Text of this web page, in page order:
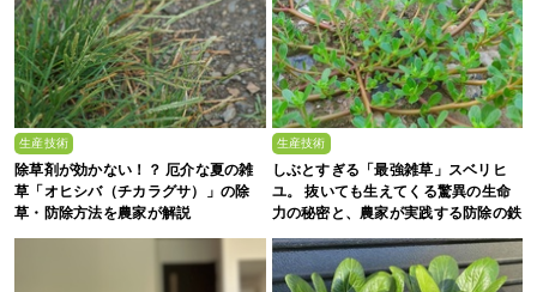
生産技術
除草剤が効かない！？ 厄介な夏の雑
草「オヒシバ（チカラグサ）」の除
草・防除方法を農家が解説
生産技術
しぶとすぎる「最強雑草」スベリヒ
ユ。 抜いても生えてくる驚異の生命
力の秘密と、農家が実践する防除の鉄